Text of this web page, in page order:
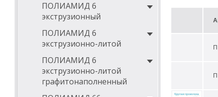
ПОЛИАМИД 6
экструзионный
ПОЛИАМИД 6
экструзионно-литой
ПОЛИАМИД 6
экструзионно-литой
графитонаполненный